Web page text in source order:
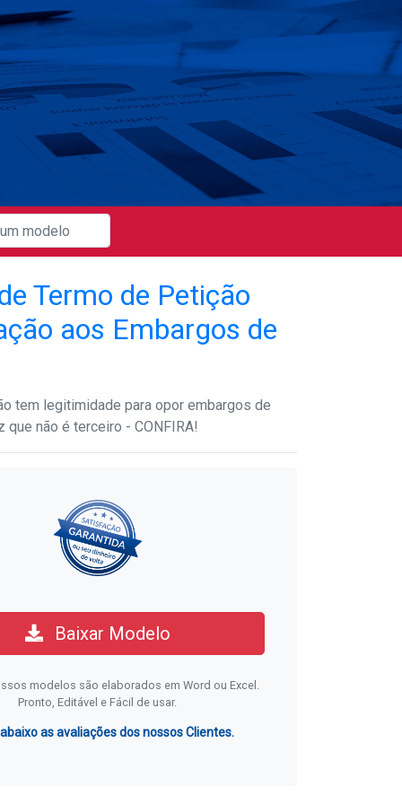
Termo de Petição
aos Embargos de
tem legitimidade para opor embargos de
que não é terceiro - CONFIRA!
Baixar Modelo
modelos são elaborados em Word ou Excel.
Pronto, Editável e Fácil de usar.
abaixo as avaliações dos nossos Clientes.